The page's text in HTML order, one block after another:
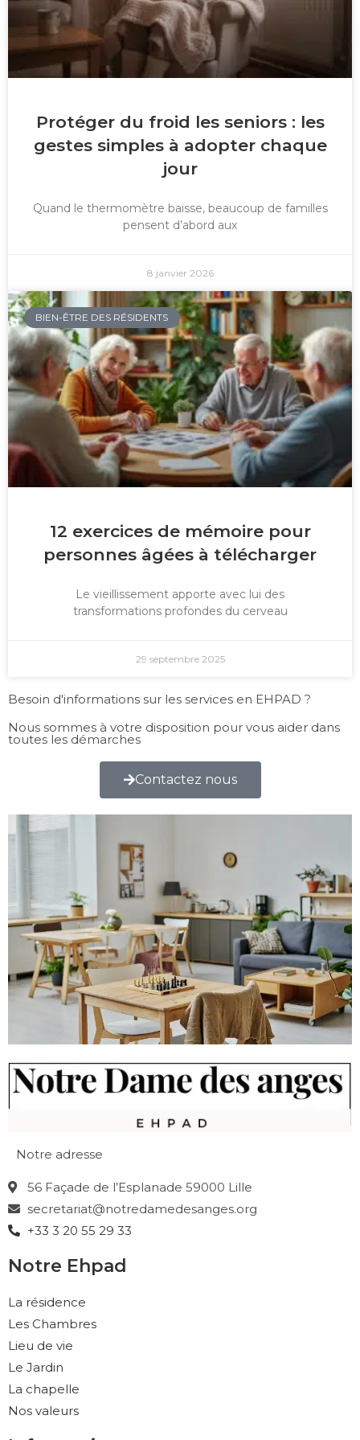
Protéger du froid les seniors : les
gestes simples à adopter chaque
jour
Quand le thermomètre baisse, beaucoup de familles
pensent d’abord aux
8 janvier 2026
BIEN-ÊTRE DES RÉSIDENTS
12 exercices de mémoire pour
personnes âgées à télécharger
Le vieillissement apporte avec lui des
transformations profondes du cerveau
29 septembre 2025
Besoin d'informations sur les services en EHPAD ?
Nous sommes à votre disposition pour vous aider dans
toutes les démarches
Contactez nous
Notre adresse
56 Façade de l’Esplanade 59000 Lille
secretariat@notredamedesanges.org
+33 3 20 55 29 33
Notre Ehpad
La résidence
Les Chambres
Lieu de vie
Le Jardin
La chapelle
Nos valeurs